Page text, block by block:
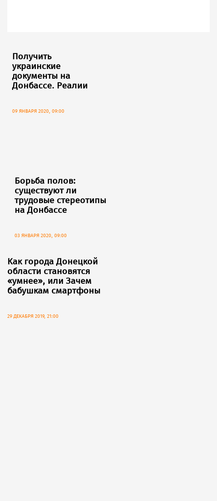
Получить
украинские
документы на
Донбассе. Реалии
09 ЯНВАРЯ 2020, 09:00
Борьба полов:
существуют ли
трудовые стереотипы
на Донбассе
03 ЯНВАРЯ 2020, 09:00
Как города Донецкой
области становятся
«умнее», или Зачем
бабушкам смартфоны
29 ДЕКАБРЯ 2019, 21:00